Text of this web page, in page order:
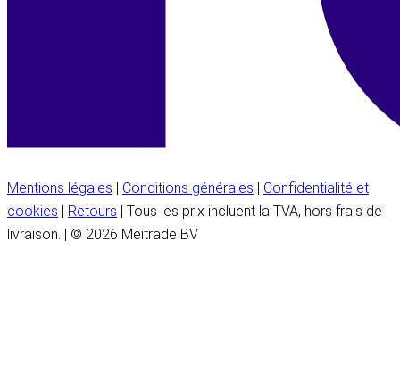
Mentions légales | Conditions générales | Confidentialité et
cookies | Retours | Tous les prix incluent la TVA, hors frais de
livraison. | © 2026 Meitrade BV